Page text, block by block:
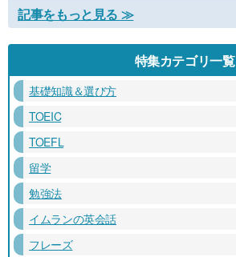
記事をもっと見る ≫
特集カテゴリ一覧
基礎知識＆選び方
TOEIC
TOEFL
留学
勉強法
イムランの英会話
フレーズ